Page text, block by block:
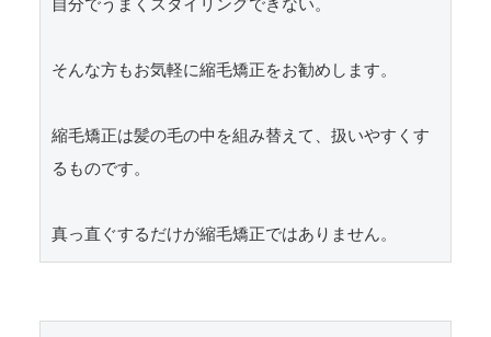
自分でうまくスタイリングできない。
そんな方もお気軽に縮毛矯正をお勧めします。
縮毛矯正は髪の毛の中を組み替えて、扱いやすくす
るものです。
真っ直ぐするだけが縮毛矯正ではありません。